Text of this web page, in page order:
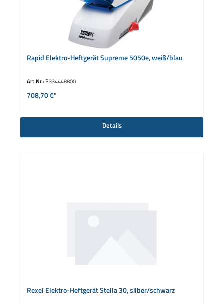
Rapid Elektro-Heftgerät Supreme 5050e, weiß/blau
Art.Nr.: B334448800
708,70 €*
Details
Rexel Elektro-Heftgerät Stella 30, silber/schwarz